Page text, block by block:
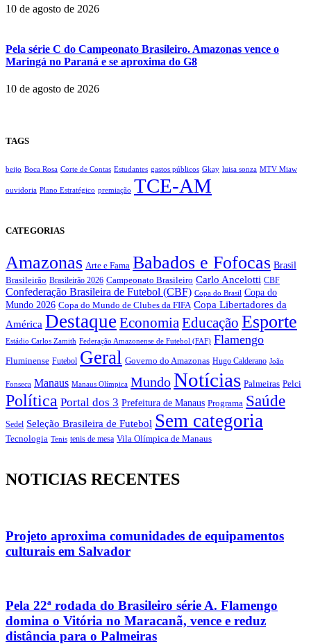
10 de agosto de 2026
Pela série C do Campeonato Brasileiro. Amazonas vence o
Maringá no Paraná e se aproxima do G8
10 de agosto de 2026
TAGS
beijo Boca Rosa Corte de Contas Estudantes gastos públicos Gkay luisa sonza MTV Miaw
ouvidoria Plano Estratégico premiação TCE-AM
CATEGORIAS
Amazonas Arte e Fama Babados e Fofocas Brasil
Brasileirão Brasileirão 2026 Campeonato Brasileiro Carlo Ancelotti CBF
Confederação Brasileira de Futebol (CBF) Copa do Brasil Copa do
Mundo 2026 Copa do Mundo de Clubes da FIFA Copa Libertadores da
América Destaque Economia Educação Esporte
Estádio Carlos Zamith Federação Amazonense de Futebol (FAF) Flamengo
Fluminense Futebol Geral Governo do Amazonas Hugo Calderano João
Fonseca Manaus Manaus Olímpica MundoNotícias Palmeiras Pelci
Política Portal dos 3 Prefeitura de Manaus Programa Saúde
Sedel Seleção Brasileira de Futebol Sem categoria
Tecnologia Tenis tenis de mesa Vila Olímpica de Manaus
NOTICIAS RECENTES
Projeto aproxima comunidades de equipamentos
culturais em Salvador
Pela 22ª rodada do Brasileiro série A. Flamengo
domina o Vitória no Maracanã, vence e reduz
distância para o Palmeiras